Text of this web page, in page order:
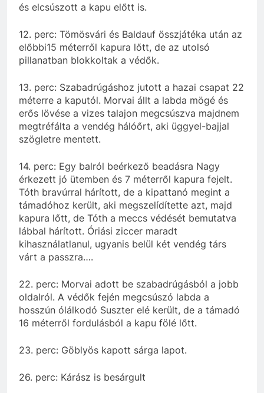
és elcsúszott a kapu előtt is.
12. perc: Tömösvári és Baldauf összjátéka után az
előbbi15 méterről kapura lőtt, de az utolsó
pillanatban blokkoltak a védők.
13. perc: Szabadrúgáshoz jutott a hazai csapat 22
méterre a kaputól. Morvai állt a labda mögé és
erős lövése a vizes talajon megcsúszva majdnem
megtréfálta a vendég hálóőrt, aki üggyel-bajjal
szögletre mentett.
14. perc: Egy balról beérkező beadásra Nagy
érkezett jó ütemben és 7 méterről kapura fejelt.
Tóth bravúrral hárított, de a kipattanó megint a
támadóhoz került, aki megszelídítette azt, majd
kapura lőtt, de Tóth a meccs védését bemutatva
lábbal hárított. Óriási ziccer maradt
kihasználatlanul, ugyanis belül két vendég társ
várt a passzra….
22. perc: Morvai adott be szabadrúgásból a jobb
oldalról. A védők fején megcsúszó labda a
hosszún ólálkodó Suszter elé került, de a támadó
16 méterről fordulásból a kapu fölé lőtt.
23. perc: Göblyös kapott sárga lapot.
26. perc: Kárász is besárgult